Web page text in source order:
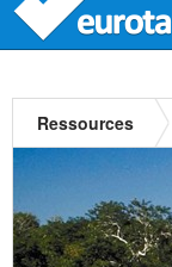
Ressources